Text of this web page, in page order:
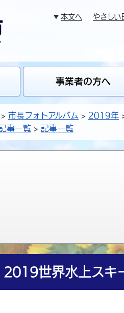
本文へ やさしい
事業者の方へ
市長フォトアルバム 2019年
事一覧 記事一覧
2019世界水上スキ